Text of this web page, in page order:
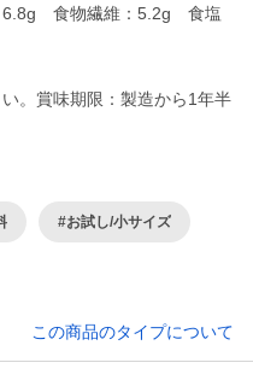
食物繊維：5.2g 食塩
。賞味期限：製造から1年半
#お試し/小サイズ
この商品のタイプについて